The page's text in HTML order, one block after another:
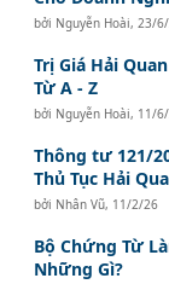
bởi Nguyễn Hoài, 23/
Trị Giá Hải
Từ A - Z
bởi Nguyễn Hoài, 11/
Thông tư 121/
Thủ Tục Hải
bởi Nhân Vũ, 11/2/26
Bộ Chứng Từ
Những Gì?